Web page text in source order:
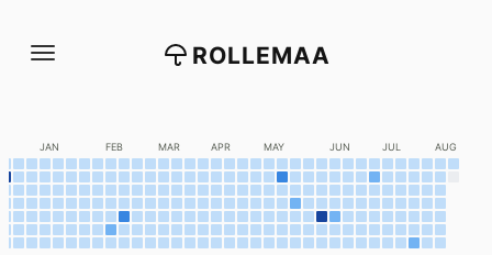
suoraan
ROLLEMAA
JAN FEB MAR APR MAY JUN JUL AUG